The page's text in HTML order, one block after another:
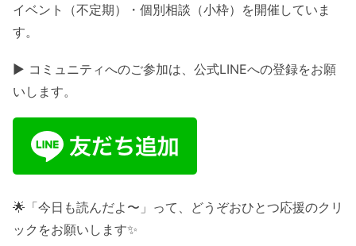
イベント（不定期）・個別相談（小枠）を開催していま
す。
▶ コミュニティへのご参加は、公式LINEへの登録をお願
いします。
🌟「今日も読んだよ〜」って、どうぞおひとつ応援のクリ
ックをお願いします✨